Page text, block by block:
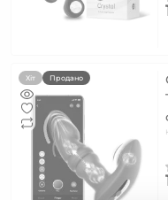
Хіт Продано